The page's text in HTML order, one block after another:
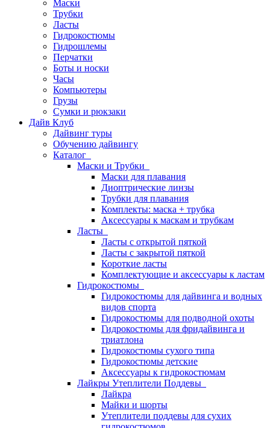
Маски
Трубки
Ласты
Гидрокостюмы
Гидрошлемы
Перчатки
Боты и носки
Часы
Компьютеры
Грузы
Сумки и рюкзаки
Дайв Клуб
Дайвинг туры
Обучению дайвингу
Каталог
Маски и Трубки
Маски для плавания
Диоптрические линзы
Трубки для плавания
Комплекты: маска + трубка
Аксессуары к маскам и трубкам
Ласты
Ласты с открытой пяткой
Ласты с закрытой пяткой
Короткие ласты
Комплектующие и аксессуары к ластам
Гидрокостюмы
Гидрокостюмы для дайвинга и водных
видов спорта
Гидрокостюмы для подводной охоты
Гидрокостюмы для фридайвинга и
триатлона
Гидрокостюмы сухого типа
Гидрокостюмы детские
Аксессуары к гидрокостюмам
Лайкры Утеплители Поддевы
Лайкра
Майки и шорты
Утеплители поддевы для сухих